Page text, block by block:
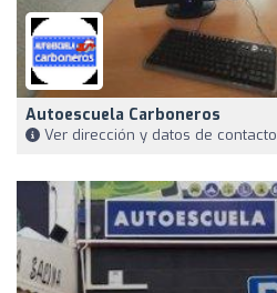
Autoescuela Carboneros
Ver dirección y datos de contacto